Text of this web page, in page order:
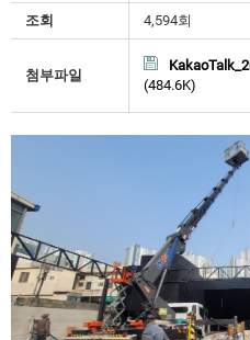
조회 4,594회
첨부파일
(484.6K)